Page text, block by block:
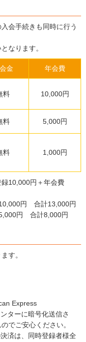
会手続きも同時に行う
なります。
金 年会費
料 10,000円
料 5,000円
料 1,000円
10,000円＋年会費
円 合計13,000円
円 合計8,000円
す。
Express
ターに暗号化送信さ
でご安心ください。
済は、同時登録者様全